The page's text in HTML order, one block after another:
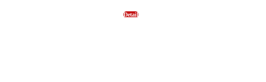
Detail